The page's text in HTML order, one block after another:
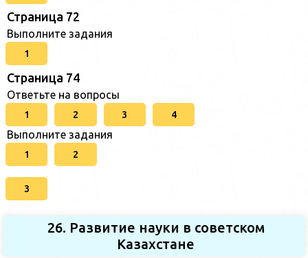
Страница 72
Выполните задания
1
Страница 74
Ответьте на вопросы
1 2 3 4
Выполните задания
1 2
3
26. Развитие науки в советском
Казахстане